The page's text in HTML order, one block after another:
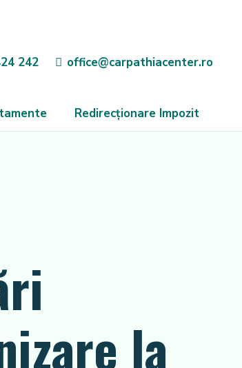
242 office@carpathiacenter.ro
Redirecționare Impozit
la